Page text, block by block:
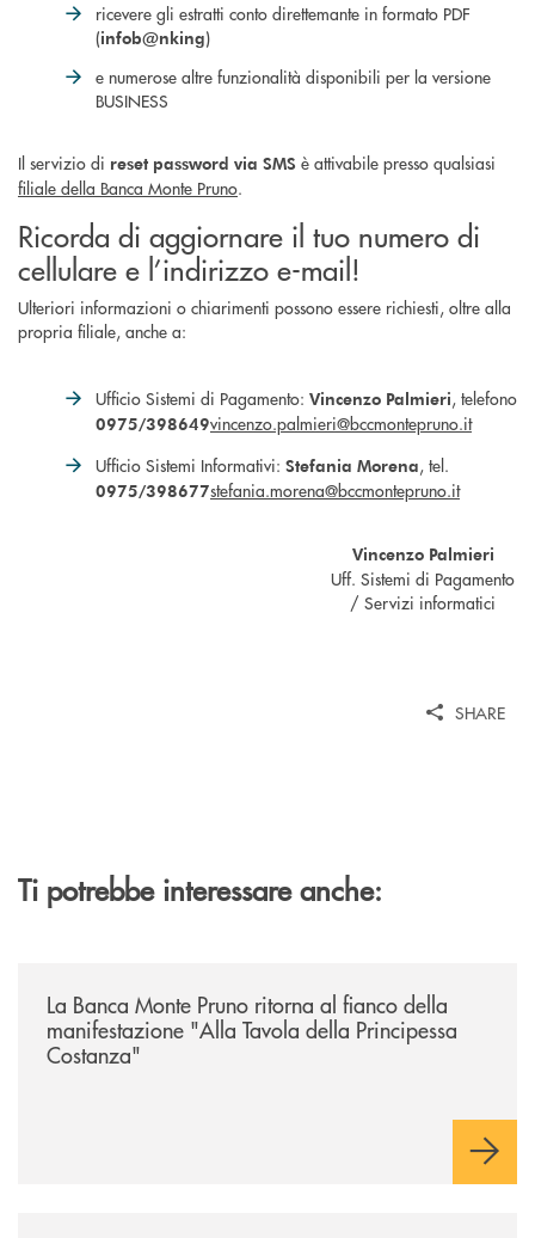
ricevere gli estratti conto direttemante in formato PDF
(infob@nking)
e numerose altre funzionalità disponibili per la versione
BUSINESS
Il servizio di reset password via SMS è attivabile presso qualsiasi
filiale della Banca Monte Pruno.
Ricorda di aggiornare il tuo numero di
cellulare e l’indirizzo e-mail!
Ulteriori informazioni o chiarimenti possono essere richiesti, oltre alla
propria filiale, anche a:
Ufficio Sistemi di Pagamento: Vincenzo Palmieri, telefono
0975/398649vincenzo.palmieri@bccmontepruno.it
Ufficio Sistemi Informativi: Stefania Morena, tel.
0975/398677stefania.morena@bccmontepruno.it
Vincenzo Palmieri
Uff. Sistemi di Pagamento
/ Servizi informatici
SHARE
Ti potrebbe interessare anche:
La Banca Monte Pruno ritorna al fianco della
manifestazione "Alla Tavola della Principessa
Costanza"